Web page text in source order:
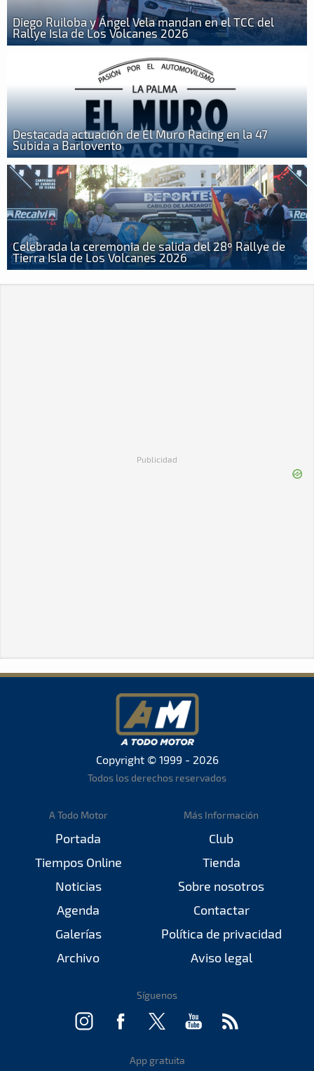
Diego Ruiloba y Ángel Vela mandan en el TCC del
Rallye Isla de Los Volcanes 2026
Destacada actuación de El Muro Racing en la 47
Subida a Barlovento
Celebrada la ceremonia de salida del 28º Rallye de
Tierra Isla de Los Volcanes 2026
Publicidad
Copyright © 1999 - 2026
Todos los derechos reservados
A Todo Motor
Portada
Tiempos Online
Noticias
Agenda
Galerías
Archivo
Más Información
Club
Tienda
Sobre nosotros
Contactar
Política de privacidad
Aviso legal
Síguenos
App gratuita